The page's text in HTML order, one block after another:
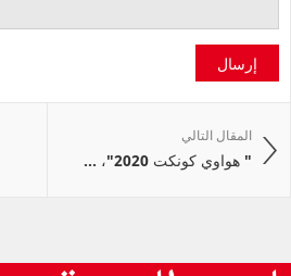
إرسال
المقال التالي
" هواوي كونكت 2020"‎، ...